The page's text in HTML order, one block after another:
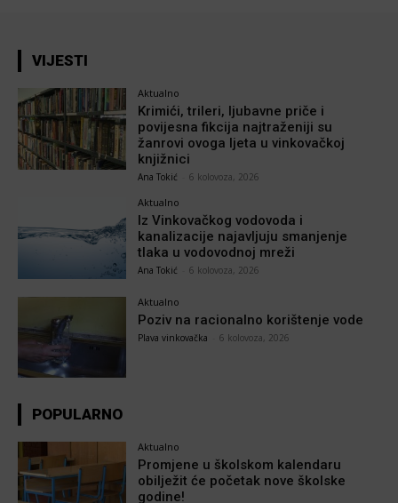
VIJESTI
Aktualno
Krimići, trileri, ljubavne priče i
povijesna fikcija najtraženiji su
žanrovi ovoga ljeta u vinkovačkoj
knjižnici
Ana Tokić 6 kolovoza, 2026
Aktualno
Iz Vinkovačkog vodovoda i
kanalizacije najavljuju smanjenje
tlaka u vodovodnoj mreži
Ana Tokić 6 kolovoza, 2026
Aktualno
Poziv na racionalno korištenje vode
Plava vinkovačka 6 kolovoza, 2026
POPULARNO
Aktualno
Promjene u školskom kalendaru
obilježit će početak nove školske
godine!